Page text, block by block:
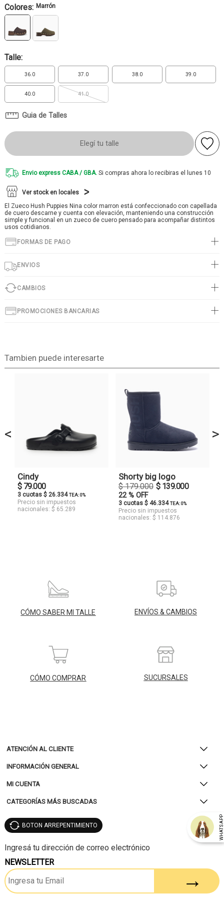
Colores: Marrón
Talle:
36.0 37.0 38.0 39.0
40.0 41.0
Guia de Talles
Elegí tu talle
Envio express CABA / GBA. Si compras ahora lo recibiras el lunes 10
Ver stock en locales
El Zueco Hush Puppies Nina color marron está confeccionado con capellada
de cuero descarne y cuenta con elevación, manteniendo una construcción
simple y funcional en un zueco de cuero pensado para acompañar distintos
usos cotidianos.
FORMAS DE PAGO
ENVIOS
CAMBIOS
PROMOCIONES BANCARIAS
Tambien puede interesarte
<
Cindy
$ 79.000
3 cuotas $ 26.334TEA: 0%
Precio sin impuestos
nacionales: $ 65.289
Shorty big logo
$ 179.000 $ 139.000
22 % OFF
3 cuotas $ 46.334TEA: 0%
Precio sin impuestos
nacionales: $ 114.876
>
CÓMO SABER MI TALLE ENVÍOS & CAMBIOS
CÓMO COMPRAR SUCURSALES
ATENCIÓN AL CLIENTE
INFORMACIÓN GENERAL
MI CUENTA
CATEGORÍAS MÁS BUSCADAS
WHATSAPP
BOTON ARREPENTIMIENTO
NEWSLETTER